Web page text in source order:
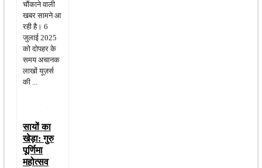
चौंकाने वाली
खबर सामने आ
रही है। 6
जुलाई 2025
को दोपहर के
समय अचानक
लाखों यूज़र्स
की ...
सायों का
खेड़ा: गुरु
पूर्णिमा
महोत्सव